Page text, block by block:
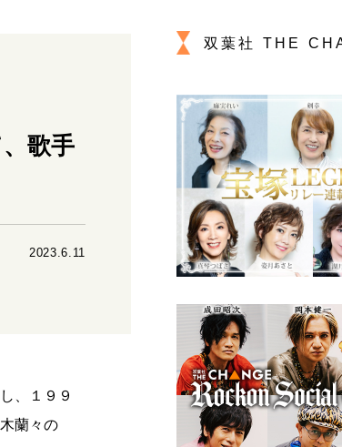
一生モノの愛用品
歌手
2023.6.11
、１９９
蘭々の
双葉社 THE